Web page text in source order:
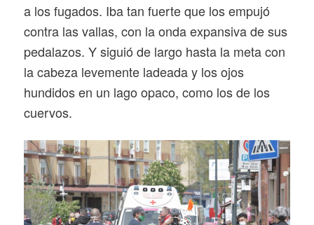
a los fugados. Iba tan fuerte que los empujó
contra las vallas, con la onda expansiva de sus
pedalazos. Y siguió de largo hasta la meta con
la cabeza levemente ladeada y los ojos
hundidos en un lago opaco, como los de los
cuervos.